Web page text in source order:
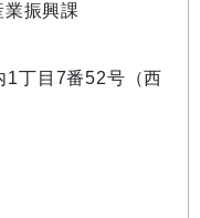
振興課
1丁目7番52号（西